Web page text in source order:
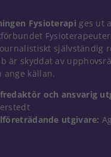
Fysioterapi ges ut
självständig
är skyddat av
ange källan.
och ansvarig
utgivare: